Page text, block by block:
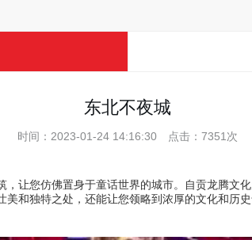
东北不夜城
时间：2023-01-24 14:16:30 点击：7351次
，让您仿佛置身于童话世界的城市。自贡龙腾
和独特之处，还能让您领略到浓厚的文化和历